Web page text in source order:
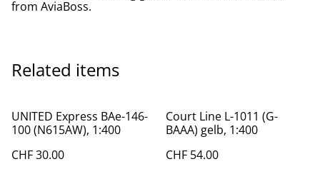
from AviaBoss.
Related items
UNITED Express BAe-146-
100 (N615AW), 1:400
CHF 30.00
Court Line L-1011 (G-
BAAA) gelb, 1:400
CHF 54.00